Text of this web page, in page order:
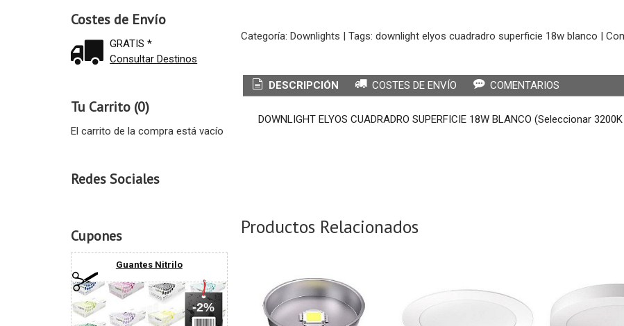
Costes de Envío
GRATIS *
Consultar Destinos
Tu Carrito (0)
El carrito de la compra está vacío
Redes Sociales
Cupones
Guantes Nitrilo
-2%
Categoría: Downlights | Tags: downlight elyos cuadradro superficie 18w blanco |
DESCRIPCIÓN COSTES DE ENVÍO COMENTARIOS
DOWNLIGHT ELYOS CUADRADRO SUPERFICIE 18W BLANCO (Seleccionar
Productos Relacionados